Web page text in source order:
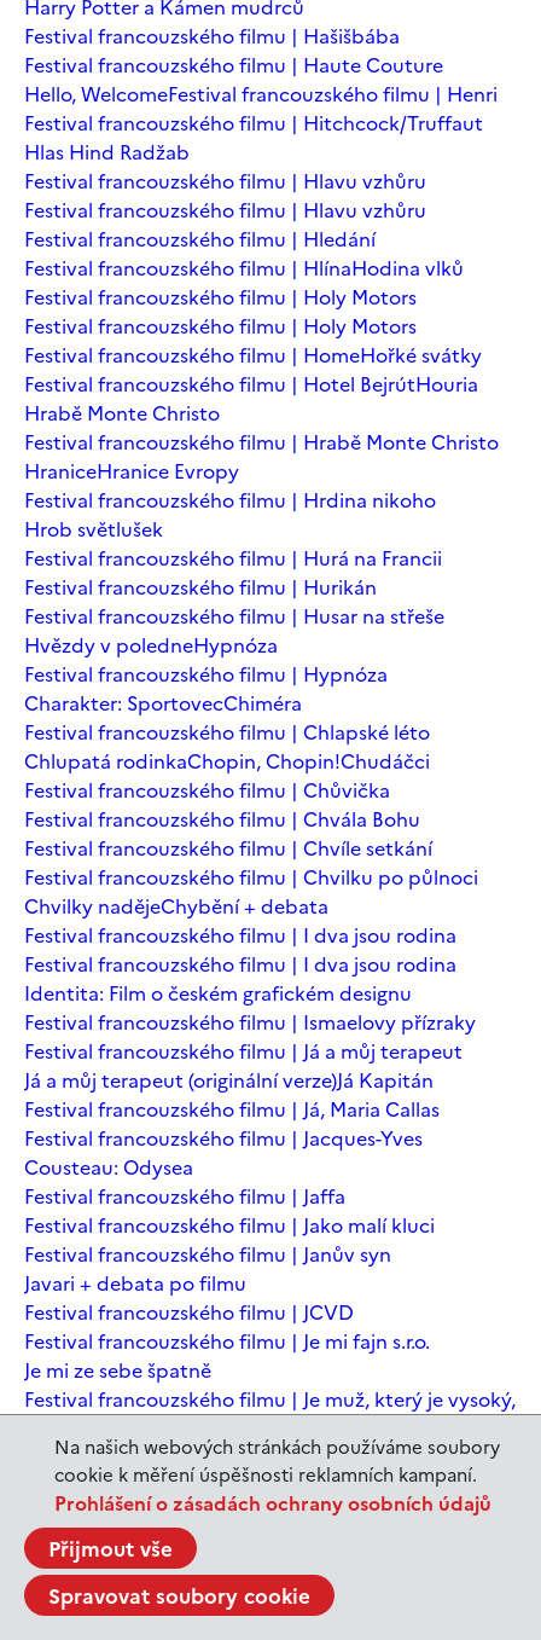
Na našich webových stránkách používáme soubory
cookie k měření úspěšnosti reklamních kampaní.
Prohlášení o zásadách ochrany osobních údajů
Přijmout vše
Spravovat soubory cookie
Harry Potter a Kámen mudrců
Festival francouzského filmu | Hašišbába
Festival francouzského filmu | Haute Couture
Hello, WelcomeFestival francouzského filmu | Henri
Festival francouzského filmu | Hitchcock/Truffaut
Hlas Hind Radžab
Festival francouzského filmu | Hlavu vzhůru
Festival francouzského filmu | Hlavu vzhůru
Festival francouzského filmu | Hledání
Festival francouzského filmu | HlínaHodina vlků
Festival francouzského filmu | Holy Motors
Festival francouzského filmu | Holy Motors
Festival francouzského filmu | HomeHořké svátky
Festival francouzského filmu | Hotel BejrútHouria
Hrabě Monte Christo
Festival francouzského filmu | Hrabě Monte Christo
HraniceHranice Evropy
Festival francouzského filmu | Hrdina nikoho
Hrob světlušek
Festival francouzského filmu | Hurá na Francii
Festival francouzského filmu | Hurikán
Festival francouzského filmu | Husar na střeše
Hvězdy v poledneHypnóza
Festival francouzského filmu | Hypnóza
Charakter: SportovecChiméra
Festival francouzského filmu | Chlapské léto
Chlupatá rodinkaChopin, Chopin!Chudáčci
Festival francouzského filmu | Chůvička
Festival francouzského filmu | Chvála Bohu
Festival francouzského filmu | Chvíle setkání
Festival francouzského filmu | Chvilku po půlnoci
Chvilky nadějeChybění + debata
Festival francouzského filmu | I dva jsou rodina
Festival francouzského filmu | I dva jsou rodina
Identita: Film o českém grafickém designu
Festival francouzského filmu | Ismaelovy přízraky
Festival francouzského filmu | Já a můj terapeut
Já a můj terapeut (originální verze)Já Kapitán
Festival francouzského filmu | Já, Maria Callas
Festival francouzského filmu | Jacques-Yves
Cousteau: Odysea
Festival francouzského filmu | Jaffa
Festival francouzského filmu | Jako malí kluci
Festival francouzského filmu | Janův syn
Javari + debata po filmu
Festival francouzského filmu | JCVD
Festival francouzského filmu | Je mi fajn s.r.o.
Je mi ze sebe špatně
Festival francouzského filmu | Je muž, který je vysoký,
Chomským
Festival francouzského filmu | Je to jen konec světa
Festival francouzského filmu | Je to jen konec světa
Festival francouzského filmu | Jeanne du Barry -
Králova milenka
Jeanne du Barry – Králova milenka